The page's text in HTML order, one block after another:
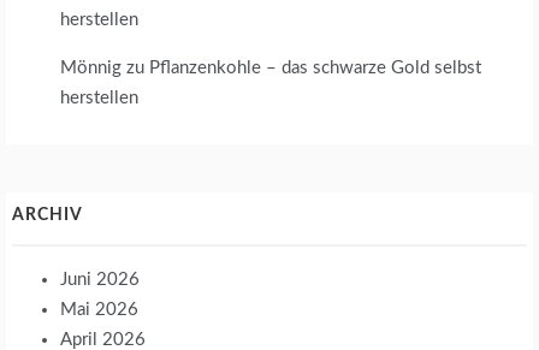
herstellen
Mönnig zu Pflanzenkohle – das schwarze Gold selbst
herstellen
ARCHIV
Juni 2026
Mai 2026
April 2026